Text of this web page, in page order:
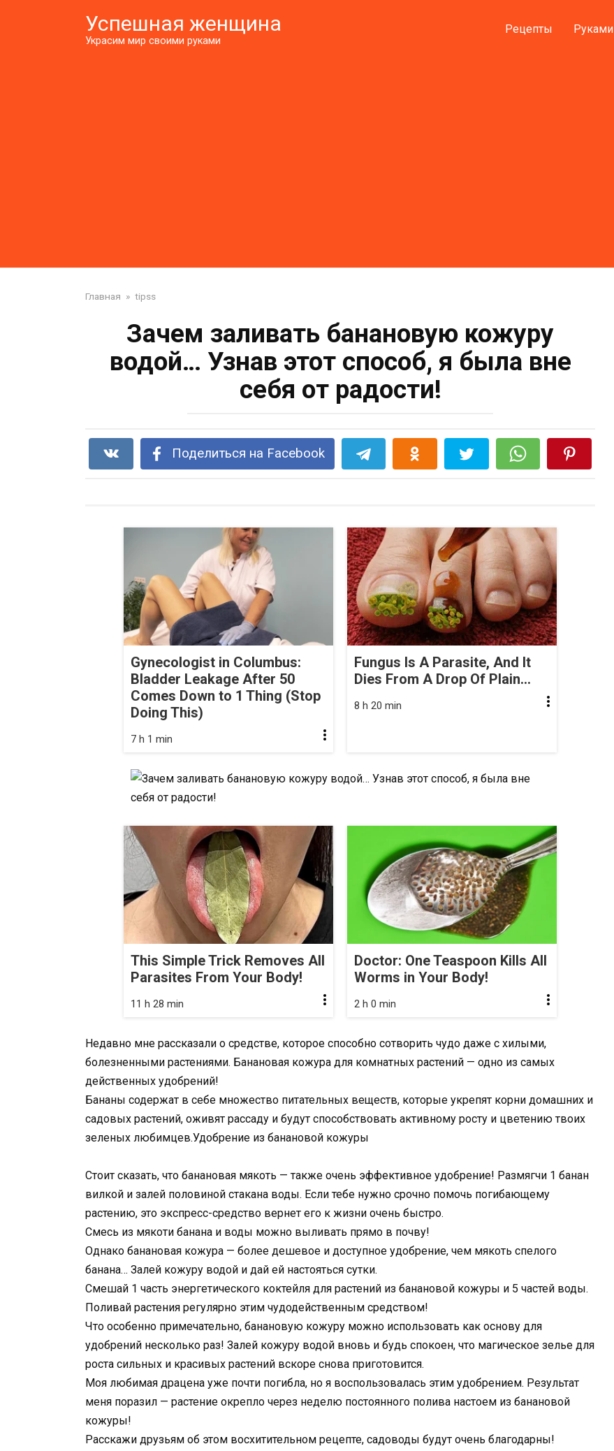
Успешная женщина
Украсим мир своими руками
Рецепты Руками
Главная » tipss
Зачем заливать банановую кожуру
водой… Узнав этот способ, я была вне
себя от радости!
Поделиться на Facebook
Gynecologist in Columbus:
Bladder Leakage After 50
Comes Down to 1 Thing (Stop
Doing This)
7 h 1 min
Fungus Is A Parasite, And It
Dies From A Drop Of Plain...
8 h 20 min
This Simple Trick Removes All
Parasites From Your Body!
11 h 28 min
Doctor: One Teaspoon Kills All
Worms in Your Body!
2 h 0 min
Недавно мне рассказали о средстве, которое способно сотворить чудо даже с хилыми,
болезненными растениями. Банановая кожура для комнатных растений — одно из самых
действенных удобрений!
Бананы содержат в себе множество питательных веществ, которые укрепят корни домашних и
садовых растений, оживят рассаду и будут способствовать активному росту и цветению твоих
зеленых любимцев.Удобрение из банановой кожуры
Стоит сказать, что банановая мякоть — также очень эффективное удобрение! Размягчи 1 банан
вилкой и залей половиной стакана воды. Если тебе нужно срочно помочь погибающему
растению, это экспресс-средство вернет его к жизни очень быстро.
Смесь из мякоти банана и воды можно выливать прямо в почву!
Однако банановая кожура — более дешевое и доступное удобрение, чем мякоть спелого
банана… Залей кожуру водой и дай ей настояться сутки.
Смешай 1 часть энергетического коктейля для растений из банановой кожуры и 5 частей воды.
Поливай растения регулярно этим чудодейственным средством!
Что особенно примечательно, банановую кожуру можно использовать как основу для
удобрений несколько раз! Залей кожуру водой вновь и будь спокоен, что магическое зелье для
роста сильных и красивых растений вскоре снова приготовится.
Моя любимая драцена уже почти погибла, но я воспользовалась этим удобрением. Результат
меня поразил — растение окрепло через неделю постоянного полива настоем из банановой
кожуры!
Расскажи друзьям об этом восхитительном рецепте, садоводы будут очень благодарны!